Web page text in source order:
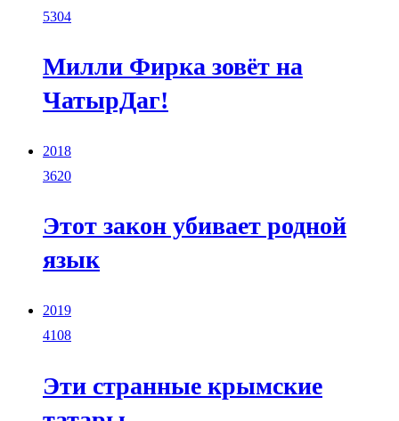
5304
Милли Фирка зовёт на
ЧатырДаг!
2018
3620
Этот закон убивает родной
язык
2019
4108
Эти странные крымские